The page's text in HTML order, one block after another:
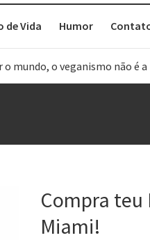
de Vida Humor
o mundo, o veganismo não é
daí
prega o “direito à tristeza”
Luis Borges
é correto?
Compra teu
Miami!